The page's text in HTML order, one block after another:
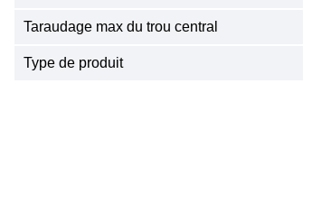
Taraudage max du trou central
Type de produit